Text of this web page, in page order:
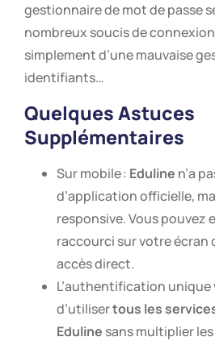
gestionnaire de mot de passe
nombreux soucis de
simplement d’une mauvaise
identifiants…
Quelques Astuces
Supplémentaires
Sur mobile : Eduline n’a
d’application officielle,
responsive. Vous pouvez
raccourci sur votre écran
accès direct.
L’authentification unique
d’utilisertous les
Eduline sans multiplier